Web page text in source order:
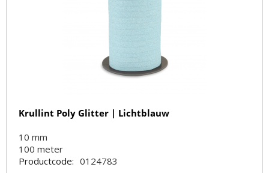
Krullint Poly Glitter | Lichtblauw
10 mm
100 meter
Productcode: 0124783